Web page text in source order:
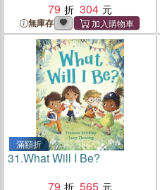
79
304
無庫存
滿額折
31.What Will I Be?
79
565